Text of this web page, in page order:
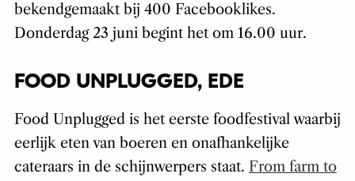
bekendgemaakt bij 400 Facebooklikes.
Donderdag 23 juni begint het om 16.00 uur.
FOOD UNPLUGGED, EDE
Food Unplugged is het eerste foodfestival waarbij
eerlijk eten van boeren en onafhankelijke
cateraars in de schijnwerpers staat. From farm to